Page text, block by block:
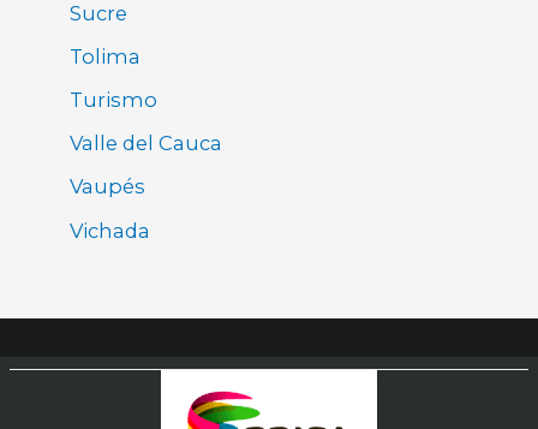
Sucre
Tolima
Turismo
Valle del Cauca
Vaupés
Vichada